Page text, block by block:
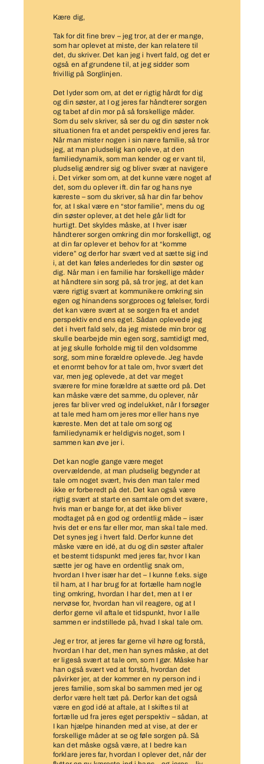
Kære dig,
Tak for dit fine brev – jeg tror, at der er mange,
som har oplevet at miste, der kan relatere til
det, du skriver. Det kan jeg i hvert fald, og det er
også en af grundene til, at jeg sidder som
frivillig på Sorglinjen.
Det lyder som om, at det er rigtig hårdt for dig
og din søster, at I og jeres far håndterer sorgen
og tabet af din mor på så forskellige måder.
Som du selv skriver, så ser du og din søster nok
situationen fra et andet perspektiv end jeres far.
Når man mister nogen i sin nære familie, så tror
jeg, at man pludselig kan opleve, at den
familiedynamik, som man kender og er vant til,
pludselig ændrer sig og bliver svær at navigere
i. Det virker som om, at det kunne være noget af
det, som du oplever ift. din far og hans nye
kæreste – som du skriver, så har din far behov
for, at I skal være en “stor familie”, mens du og
din søster oplever, at det hele går lidt for
hurtigt. Det skyldes måske, at I hver især
håndterer sorgen omkring din mor forskelligt, og
at din far oplever et behov for at “komme
videre” og derfor har svært ved at sætte sig ind
i, at det kan føles anderledes for din søster og
dig. Når man i en familie har forskellige måder
at håndtere sin sorg på, så tror jeg, at det kan
være rigtig svært at kommunikere omkring sin
egen og hinandens sorgproces og følelser, fordi
det kan være svært at se sorgen fra et andet
perspektiv end ens eget. Sådan oplevede jeg
det i hvert fald selv, da jeg mistede min bror og
skulle bearbejde min egen sorg, samtidigt med,
at jeg skulle forholde mig til den voldsomme
sorg, som mine forældre oplevede. Jeg havde
et enormt behov for at tale om, hvor svært det
var, men jeg oplevede, at det var meget
sværere for mine forældre at sætte ord på. Det
kan måske være det samme, du oplever, når
jeres far bliver vred og indelukket, når I forsøger
at tale med ham om jeres mor eller hans nye
kæreste. Men det at tale om sorg og
familiedynamik er heldigvis noget, som I
sammen kan øve jer i.
Det kan nogle gange være meget
overvældende, at man pludselig begynder at
tale om noget svært, hvis den man taler med
ikke er forberedt på det. Det kan også være
rigtig svært at starte en samtale om det svære,
hvis man er bange for, at det ikke bliver
modtaget på en god og ordentlig måde – især
hvis det er ens far eller mor, man skal tale med.
Det synes jeg i hvert fald. Derfor kunne det
måske være en idé, at du og din søster aftaler
et bestemt tidspunkt med jeres far, hvor I kan
sætte jer og have en ordentlig snak om,
hvordan I hver især har det – I kunne f.eks. sige
til ham, at I har brug for at fortælle ham nogle
ting omkring, hvordan I har det, men at I er
nervøse for, hvordan han vil reagere, og at I
derfor gerne vil aftale et tidspunkt, hvor I alle
sammen er indstillede på, hvad I skal tale om.
Jeg er tror, at jeres far gerne vil høre og forstå,
hvordan I har det, men han synes måske, at det
er ligeså svært at tale om, som I gør. Måske har
han også svært ved at forstå, hvordan det
påvirker jer, at der kommer en ny person ind i
jeres familie, som skal bo sammen med jer og
derfor være helt tæt på. Derfor kan det også
være en god idé at aftale, at I skiftes til at
fortælle ud fra jeres eget perspektiv – sådan, at
I kan hjælpe hinanden med at vise, at der er
forskellige måder at se og føle sorgen på. Så
kan det måske også være, at I bedre kan
forklare jeres far, hvordan I oplever det, når der